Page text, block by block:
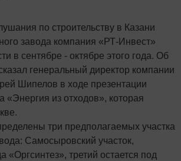
по строительству в Казани
завода компания «РТ-Инвест»
в сентябре - октябре этого года. Об
генеральный директор компании
Шипелов в ходе презентации
«Энергия из отходов», которая
три предполагаемых участка
Самосыровский участок,
«Оргсинтез», третий остается под